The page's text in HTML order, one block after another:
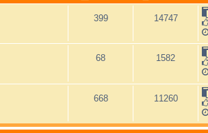
399 14747
68 1582
668 11260